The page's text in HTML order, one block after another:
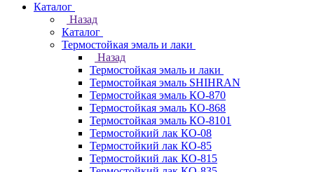
Каталог
Назад
Каталог
Термостойкая эмаль и лаки
Назад
Термостойкая эмаль и лаки
Термостойкая эмаль SHIHRAN
Термостойкая эмаль КО-870
Термостойкая эмаль КО-868
Термостойкая эмаль КО-8101
Термостойкий лак КО-08
Термостойкий лак КО-85
Термостойкий лак КО-815